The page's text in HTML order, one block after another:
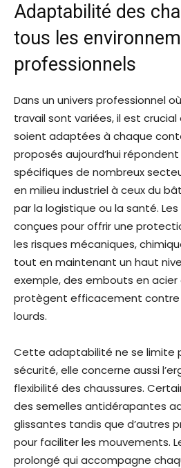
Adaptabilité des
tous les
professionnels
Dans un univers professionnel
travail sont variées, il est crucial
soient adaptées à chaque
proposés aujourd’hui
spécifiques de nombreux
en milieu industriel à ceux du
par la logistique ou la santé.
conçues pour offrir une
les risques mécaniques,
tout en maintenant un haut
exemple, des embouts en
protègent efficacement contre
lourds.
Cette adaptabilité ne se limite
sécurité, elle concerne aussi
flexibilité des chaussures.
des semelles antidérapantes
glissantes tandis que d’autres
pour faciliter les mouvements.
prolongé qui accompagne